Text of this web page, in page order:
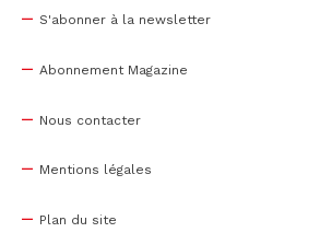
S'abonner à la newsletter
Abonnement Magazine
Nous contacter
Mentions légales
Plan du site